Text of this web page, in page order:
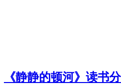
《静静的顿河》读书